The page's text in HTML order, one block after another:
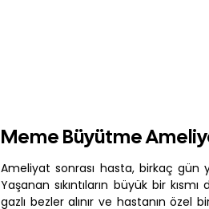
Meme Büyütme
Ameliyat sonrası hasta, birkaç
Yaşanan sıkıntıların büyük bir
gazlı bezler alınır ve hastanın özel